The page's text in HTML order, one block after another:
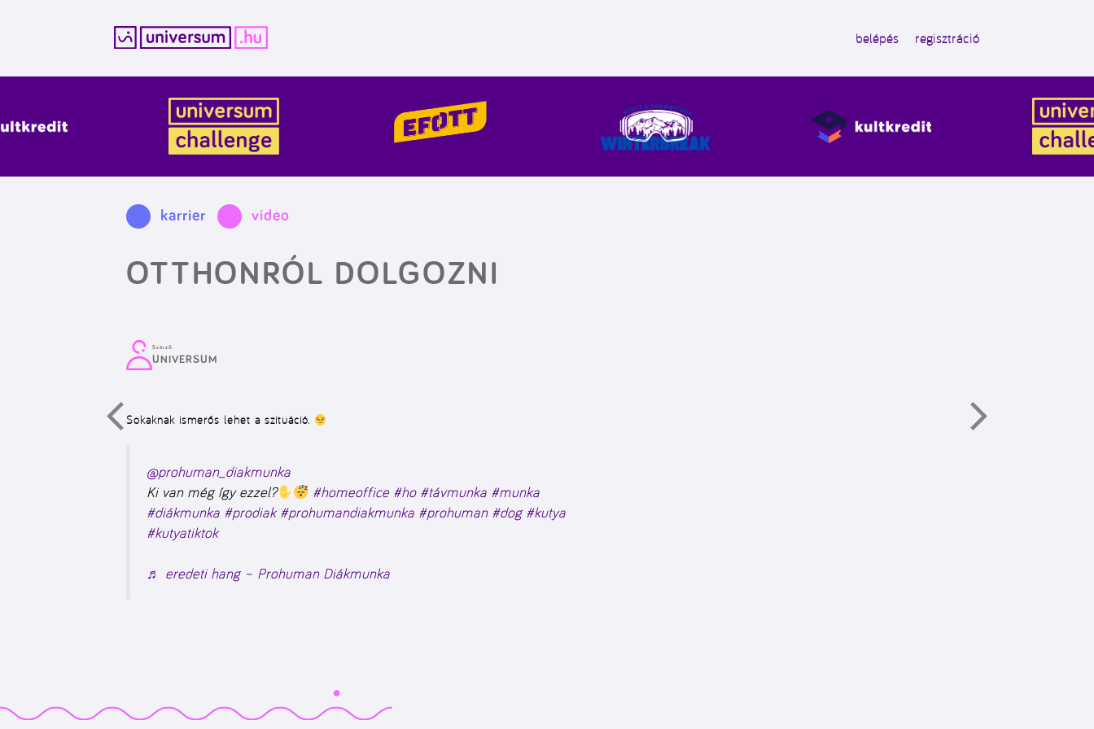
belépés regisztráció
karrier video
OTTHONRÓL DOLGOZNI
Szerző:
UNIVERSUM
Sokaknak ismerős lehet a szituáció.
@prohuman_diakmunka
Ki van még így ezzel?
#homeoffice #ho #távmunka #munka
#diákmunka #prodiak #prohumandiakmunka #prohuman #dog #kutya
#kutyatiktok
♬ eredeti hang – Prohuman Diákmunka